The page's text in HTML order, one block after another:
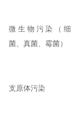
微生物污染
（细
菌、真菌、霉菌）
支原体污染